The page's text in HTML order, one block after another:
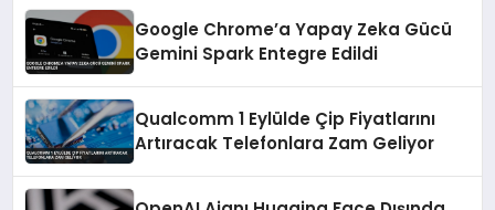
Google Chrome’a Yapay Zeka Gücü
Gemini Spark Entegre Edildi
Qualcomm 1 Eylülde Çip Fiyatlarını
Artıracak Telefonlara Zam Geliyor